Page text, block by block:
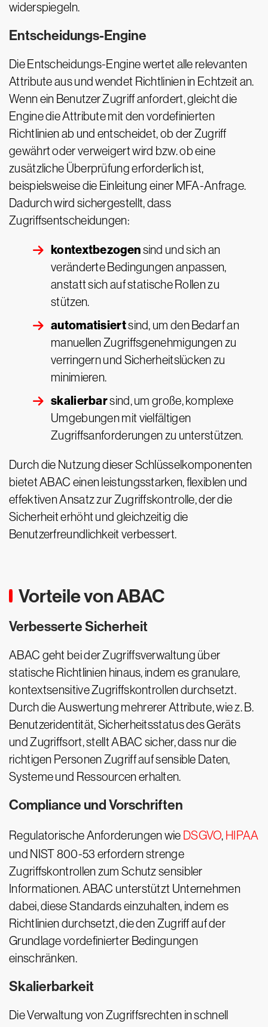
widerspiegeln.
Entscheidungs-Engine
Die Entscheidungs-Engine wertet alle relevanten
Attribute aus und wendet Richtlinien in Echtzeit an.
Wenn ein Benutzer Zugriff anfordert, gleicht die
Engine die Attribute mit den vordefinierten
Richtlinien ab und entscheidet, ob der Zugriff
gewährt oder verweigert wird bzw. ob eine
zusätzliche Überprüfung erforderlich ist,
beispielsweise die Einleitung einer MFA-Anfrage.
Dadurch wird sichergestellt, dass
Zugriffsentscheidungen:
kontextbezogensind und sich an
veränderte Bedingungen anpassen,
anstatt sich auf statische Rollen zu
stützen.
automatisiertsind, um den Bedarf an
manuellen Zugriffsgenehmigungen zu
verringern und Sicherheitslücken zu
minimieren.
skalierbarsind, um große, komplexe
Umgebungen mit vielfältigen
Zugriffsanforderungen zu unterstützen.
Durch die Nutzung dieser Schlüsselkomponenten
bietet ABAC einen leistungsstarken, flexiblen und
effektiven Ansatz zur Zugriffskontrolle, der die
Sicherheit erhöht und gleichzeitig die
Benutzerfreundlichkeit verbessert.
Vorteile von ABAC
Verbesserte Sicherheit
ABAC geht bei der Zugriffsverwaltung über
statische Richtlinien hinaus, indem es granulare,
kontextsensitive Zugriffskontrollen durchsetzt.
Durch die Auswertung mehrerer Attribute, wie z. B.
Benutzeridentität, Sicherheitsstatus des Geräts
und Zugriffsort, stellt ABAC sicher, dass nur die
richtigen Personen Zugriff auf sensible Daten,
Systeme und Ressourcen erhalten.
Compliance und Vorschriften
Regulatorische Anforderungen wie DSGVO, HIPAA
und NIST 800-53 erfordern strenge
Zugriffskontrollen zum Schutz sensibler
Informationen. ABAC unterstützt Unternehmen
dabei, diese Standards einzuhalten, indem es
Richtlinien durchsetzt, die den Zugriff auf der
Grundlage vordefinierter Bedingungen
einschränken.
Skalierbarkeit
Die Verwaltung von Zugriffsrechten in schnell